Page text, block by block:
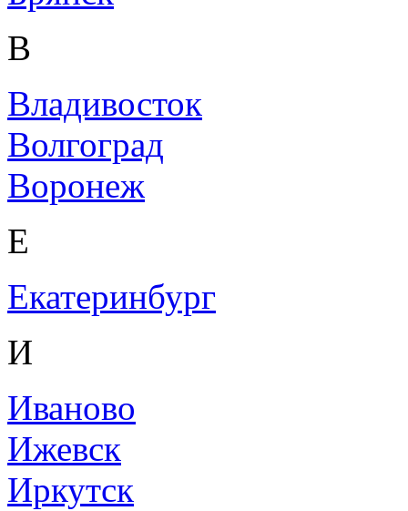
В
Владивосток
Волгоград
Воронеж
Е
Екатеринбург
И
Иваново
Ижевск
Иркутск